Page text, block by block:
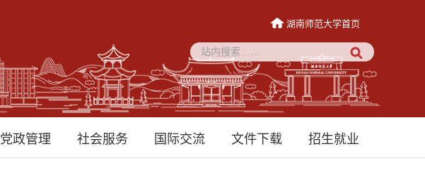
湖南师范大学首页
党政管理 社会服务 国际交流 文件下载 招生就业